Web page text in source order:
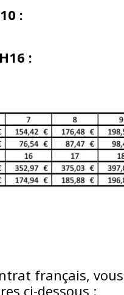
:
:
français,
ci-dessous :